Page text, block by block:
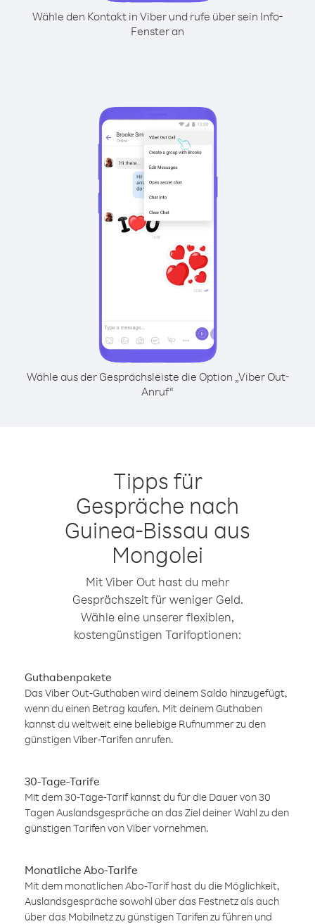
Wähle den Kontakt in Viber und rufe über sein Info-
Fenster an
Wähle aus der Gesprächsleiste die Option „Viber Out-
Anruf“
Tipps für
Gespräche nach
Guinea-Bissau aus
Mongolei
Mit Viber Out hast du mehr
Gesprächszeit für weniger Geld.
Wähle eine unserer flexiblen,
kostengünstigen Tarifoptionen:
Guthabenpakete
Das Viber Out-Guthaben wird deinem Saldo hinzugefügt,
wenn du einen Betrag kaufen. Mit deinem Guthaben
kannst du weltweit eine beliebige Rufnummer zu den
günstigen Viber-Tarifen anrufen.
30-Tage-Tarife
Mit dem 30-Tage-Tarif kannst du für die Dauer von 30
Tagen Auslandsgespräche an das Ziel deiner Wahl zu den
günstigen Tarifen von Viber vornehmen.
Monatliche Abo-Tarife
Mit dem monatlichen Abo-Tarif hast du die Möglichkeit,
Auslandsgespräche sowohl über das Festnetz als auch
über das Mobilnetz zu günstigen Tarifen zu führen und